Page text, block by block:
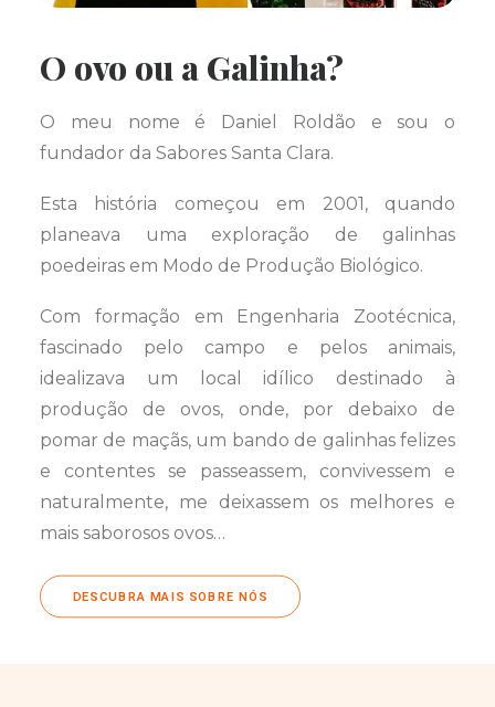
O ovo ou a Galinha?
O meu nome é Daniel Roldão e sou o
fundador da Sabores Santa Clara.
Esta história começou em 2001, quando
planeava uma exploração de galinhas
poedeiras em Modo de Produção Biológico.
Com formação em Engenharia Zootécnica,
fascinado pelo campo e pelos animais,
idealizava um local idílico destinado à
produção de ovos, onde, por debaixo de
pomar de maçãs, um bando de galinhas felizes
e contentes se passeassem, convivessem e
naturalmente, me deixassem os melhores e
mais saborosos ovos…
DESCUBRA MAIS SOBRE NÓS